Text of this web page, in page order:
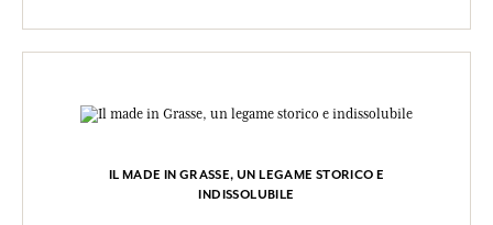
IL MADE IN GRASSE, UN LEGAME STORICO E
INDISSOLUBILE